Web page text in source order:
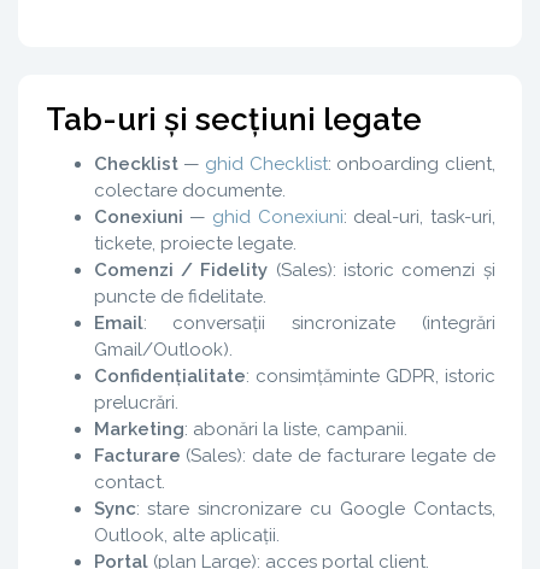
Tab-uri și secțiuni legate
Checklist— ghid Checklist: onboarding client,
colectare documente.
Conexiuni — ghid Conexiuni: deal-uri, task-uri,
tickete, proiecte legate.
Comenzi / Fidelity (Sales): istoric comenzi și
puncte de fidelitate.
Email: conversații sincronizate (integrări
Gmail/Outlook).
Confidențialitate: consimțăminte GDPR, istoric
prelucrări.
Marketing: abonări la liste, campanii.
Facturare (Sales): date de facturare legate de
contact.
Sync: stare sincronizare cu Google Contacts,
Outlook, alte aplicații.
Portal(plan Large): acces portal client.